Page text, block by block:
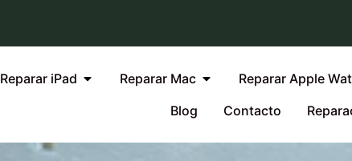
Reparar iPad Reparar Mac Reparar Apple
Blog
Contacto